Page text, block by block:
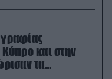
και στην
τα